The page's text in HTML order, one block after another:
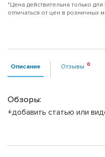
*Цена действительна только
отличаться от цен в розничных
Описание Отзывы
Обзоры:
+добавить статью или